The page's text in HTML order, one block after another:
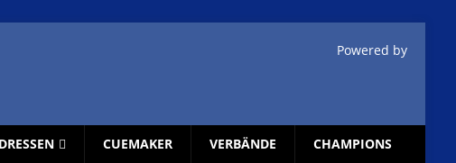
Powered by
CUEMAKER VERBÄNDE CHAMPIONS